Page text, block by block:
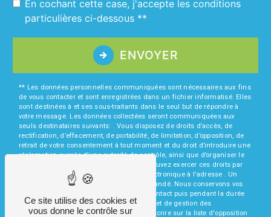
En cochant cette case, j'accepte les conditions
particulières ci-dessous **
ENVOYER
** Les données personnelles communiquées sont nécessaires aux fins
de vous contacter et sont enregistrées dans un fichier informatisé. Elles
sont destinées à et ses sous-traitants dans le seul but de répondre à
votre message. Les données collectées seront communiquées aux
seuls destinataires suivants: . Vous disposez de droits d’accès, de
rectification, d’effacement, de portabilité, de limitation, d’opposition, de
retrait de votre consentement à tout moment et du droit d’introduire une
réclamation auprès d’une autorité de contrôle, ainsi que d’organiser le
sort de vos données post-mortem. Vous pouvez exercer ces droits par
voie postale à l'adresse ou par courrier électronique à l'adresse . Un
justificatif d'identité pourra vous être demandé. Nous conservons vos
données pendant la période de prise de contact puis pendant la durée
de prescription légale aux fins probatoires et de gestion des
contentieux. Vous avez le droit de vous inscrire sur la liste d'opposition
Ce site utilise des cookies et
vous donne le contrôle sur